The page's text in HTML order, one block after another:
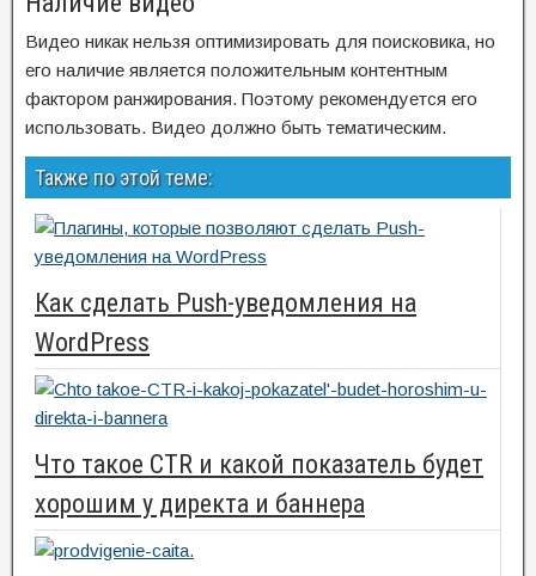
Видео никак нельзя оптимизировать для поисковика, но
его наличие является положительным контентным
фактором ранжирования. Поэтому рекомендуется его
использовать. Видео должно быть тематическим.
Также по этой теме:
Как сделать Push-уведомления на
WordPress
Что такое CTR и какой показатель будет
хорошим у директа и баннера